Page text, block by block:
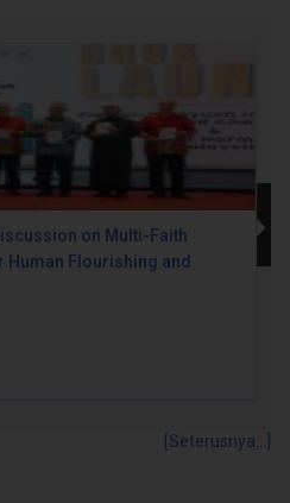
on Multi-Faith
Human Flourishing and
[Seterusnya...]